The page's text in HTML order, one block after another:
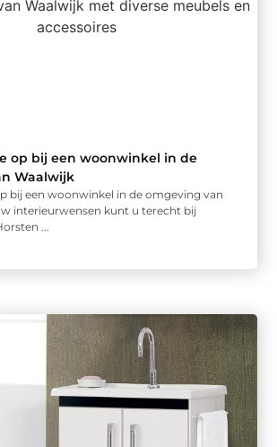
op bij een woonwinkel in de
Waalwijk
bij een woonwinkel in de omgeving van
interieurwensen kunt u terecht bij
...